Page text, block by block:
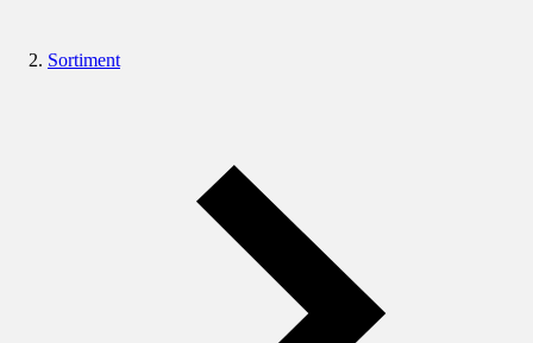
Sortiment